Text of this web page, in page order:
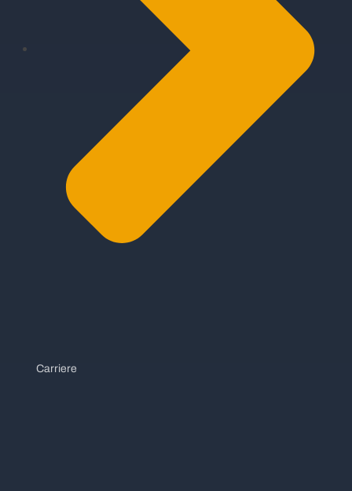
Carriere